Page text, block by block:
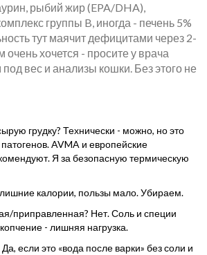
рыбий жир (EPA/DHA),
группы B, иногда - печень 5%
тут маячит дефицитами через 2-
хочется - просите у врача
вес и анализы кошки. Без этого не
грудку? Технически - можно, но это
AVMA и европейские
Я за безопасную термическую
калории, пользы мало. Убираем.
приправленная? Нет. Соль и специи
- лишняя нагрузка.
если это «вода после варки» без соли и